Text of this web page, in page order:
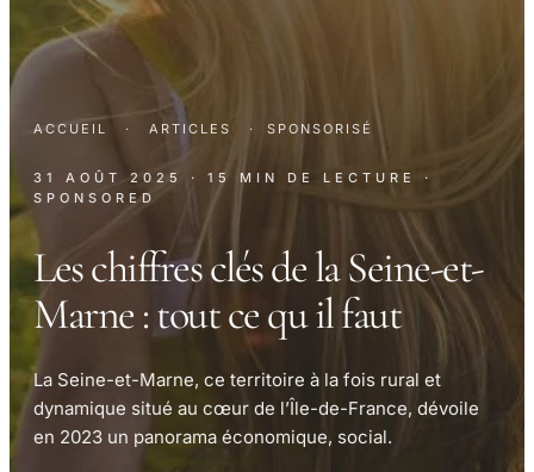
ACCUEIL · ARTICLES · SPONSORISÉ
31 AOÛT 2025 · 15 MIN DE LECTURE
·
SPONSORED
Les chiffres clés de la Seine-et-
Marne : tout ce qu il faut
La Seine-et-Marne, ce territoire à la fois rural et
dynamique situé au cœur de l’Île-de-France, dévoile
en 2023 un panorama économique, social.